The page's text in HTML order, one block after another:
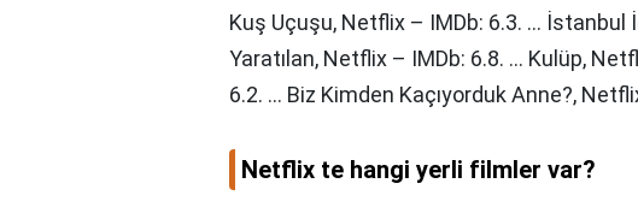
Kuş Uçuşu, Netflix – IMDb: 6.3. ... İstanbul
Yaratılan, Netflix – IMDb: 6.8. ... Kulüp,
6.2. ... Biz Kimden Kaçıyorduk Anne?,
Netflix te hangi yerli filmler var?